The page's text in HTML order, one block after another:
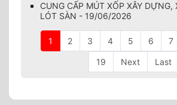
CUNG CẤP MÚT XỐP XÂY DỰNG,
LÓT SÀN - 19/06/2026
1 2 3 4 5 6 7
19 Next Last